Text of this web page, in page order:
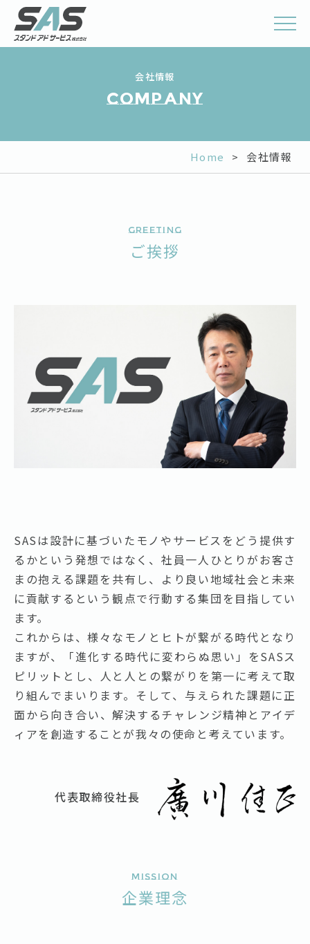
会社情報
Company
Home > 会社情報
Greeting
ご挨拶
SASは設計に基づいたモノやサービスをどう提供す
るかという発想ではなく、社員一人ひとりがお客さ
まの抱える課題を共有し、より良い地域社会と未来
に貢献するという観点で行動する集団を目指してい
ます。
これからは、様々なモノとヒトが繋がる時代となり
ますが、「進化する時代に変わらぬ思い」をSASス
ピリットとし、人と人との繋がりを第一に考えて取
り組んでまいります。そして、与えられた課題に正
面から向き合い、解決するチャレンジ精神とアイデ
ィアを創造することが我々の使命と考えています。
代表取締役社長
Mission
企業理念